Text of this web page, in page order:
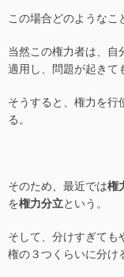
この場合どのようなこ
当然この権力者は、自
適用し、問題が起きて
そうすると、権力を行
る。
そのため、最近では権
を権力分立という。
そして、分けすぎても
権の３つくらいに分け